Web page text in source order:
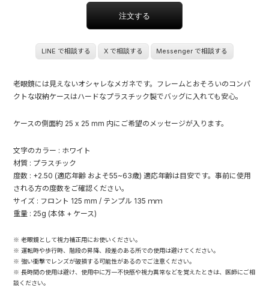
LINE で相談する X で相談する Messenger で相談する
老眼鏡には見えないオシャレなメガネです。フレームとおそろいのコンパ
クトな収納ケースはハードなプラスチック製でバッグに入れても安心。
ケースの側面約 25 x 25 mm 内にご希望のメッセージが入ります。
文字のカラー : ホワイト
材質 : プラスチック
度数 : +2.50 (適応年齢 およそ55~63歳) 適応年齢は目安です。事前に使用
される方の度数をご確認ください。
サイズ : フロント 125 mm / テンプル 135 ｍｍ
重量 : 25g (本体 + ケース)
※ 老眼鏡として視力補正用にお使いください。
※ 運転時や歩行時、階段の昇降、段差のある所での使用は避けてください。
※ 強い衝撃でレンズが破損する可能性があるのでご注意ください。
※ 長時間の使用は避け、使用中に万一不快感や視力異常などを覚えたときは、医師にご相
談ください。